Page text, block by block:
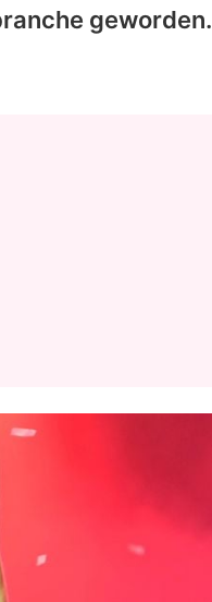
geworden.